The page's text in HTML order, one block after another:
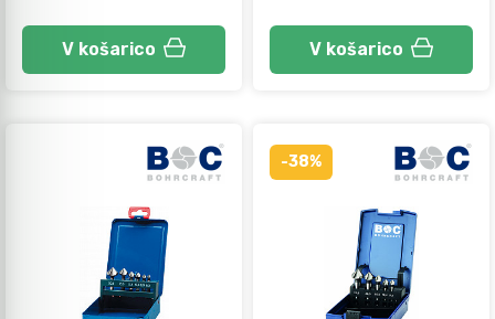
V košarico V košarico
-38%